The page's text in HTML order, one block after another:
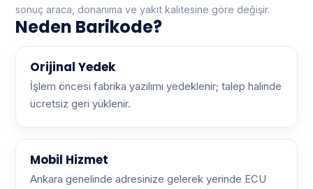
sonuç araca, donanıma ve yakıt kalitesine göre değişir.
Neden Barikode?
Orijinal Yedek
İşlem öncesi fabrika yazılımı yedeklenir; talep halinde
ücretsiz geri yüklenir.
Mobil Hizmet
Ankara genelinde adresinize gelerek yerinde ECU